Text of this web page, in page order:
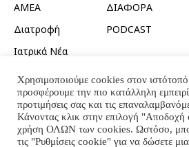
ΑΜΕΑ
Διατροφή
Ιατρικά Νέα
Κατοικίδια
Ομορφιά
Σεξουαλική ζωή
Ψυχολογία
ΔΙΑΦΟΡΑ
PODCAST
Χρησιμοποιούμε cookies στον
προσφέρουμε την πιο κατάλληλη
προτιμήσεις σας και τις
Κάνοντας κλικ στην επιλογή "Αποδοχή
χρήση ΟΛΩΝ των cookies. Ωστόσο,
τις "Ρυθμίσεις cookie" για να δώσετε